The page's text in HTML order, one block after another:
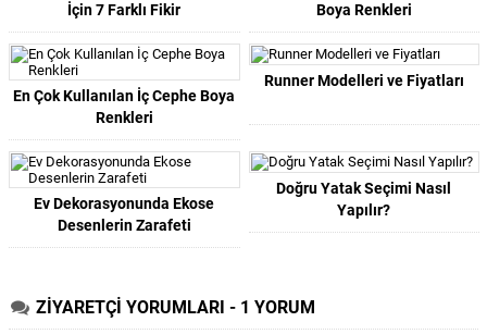
İçin 7 Farklı Fikir
Boya Renkleri
En Çok Kullanılan İç Cephe Boya
Renkleri
Runner Modelleri ve Fiyatları
Ev Dekorasyonunda Ekose
Desenlerin Zarafeti
Doğru Yatak Seçimi Nasıl
Yapılır?
ZİYARETÇİ YORUMLARI - 1 YORUM